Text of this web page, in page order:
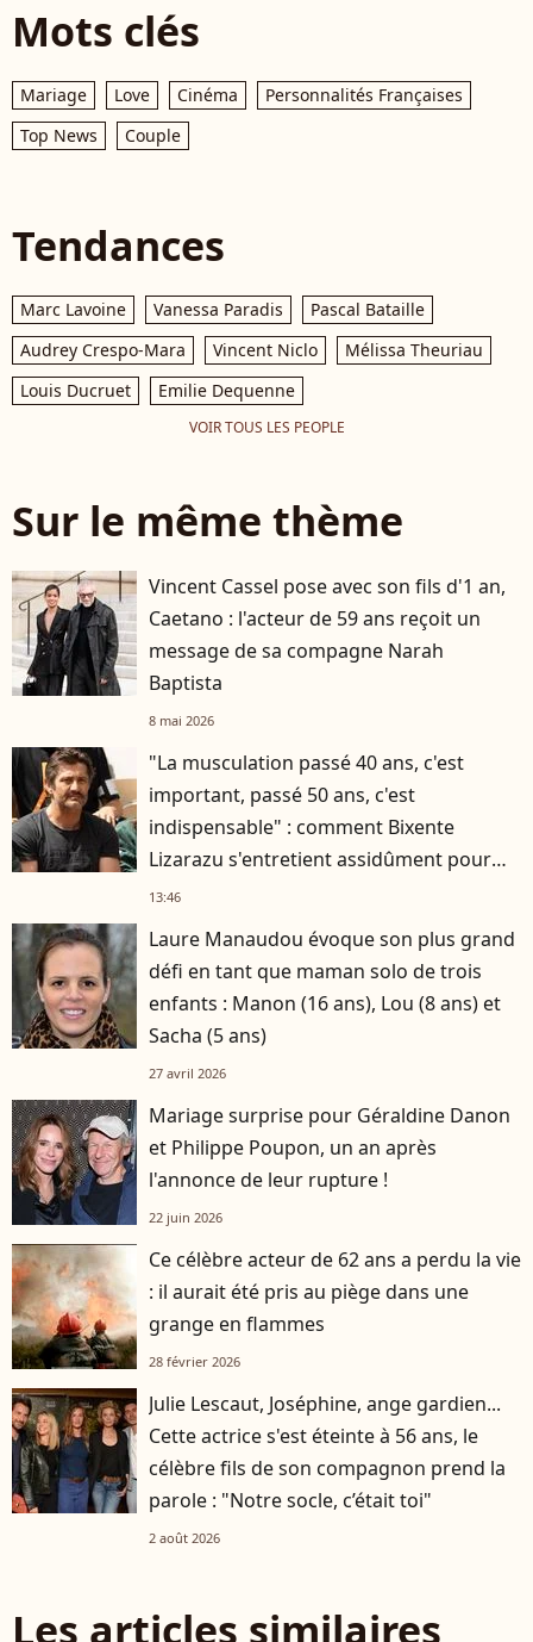
Mots clés
Mariage Love Cinéma
Personnalités Françaises
Top News
Couple
Tendances
Marc Lavoine Vanessa Paradis
Pascal Bataille
Audrey Crespo-Mara
Vincent Niclo
Mélissa Theuriau
Louis Ducruet
Emilie Dequenne
VOIR TOUS LES PEOPLE
Sur le même thème
Vincent Cassel pose avec son fils d'1 an,
Caetano : l'acteur de 59 ans reçoit un
message de sa compagne Narah
Baptista
8 mai 2026
"La musculation passé 40 ans, c'est
important, passé 50 ans, c'est
indispensable" : comment Bixente
Lizarazu s'entretient assidûment pour
rester musclé à 56 ans ?
13:46
Laure Manaudou évoque son plus grand
défi en tant que maman solo de trois
enfants : Manon (16 ans), Lou (8 ans) et
Sacha (5 ans)
27 avril 2026
Mariage surprise pour Géraldine Danon
et Philippe Poupon, un an après
l'annonce de leur rupture !
22 juin 2026
Ce célèbre acteur de 62 ans a perdu la vie
: il aurait été pris au piège dans une
grange en flammes
28 février 2026
Julie Lescaut, Joséphine, ange gardien...
Cette actrice s'est éteinte à 56 ans, le
célèbre fils de son compagnon prend la
parole : "Notre socle, c’était toi"
2 août 2026
Les articles similaires